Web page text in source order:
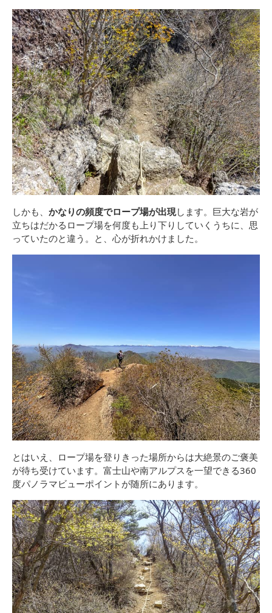
しかも、 かなりの頻度でロープ場が出現します。巨大な岩が
立ちはだかるロープ場を何度も上り下りしていくうちに、思
っていたのと違う。と、心が折れかけました。
とはいえ、ロープ場を登りきった場所からは大絶景のご褒美
が待ち受けています。富士山や南アルプスを一望できる360
度パノラマビューポイントが随所にあります。